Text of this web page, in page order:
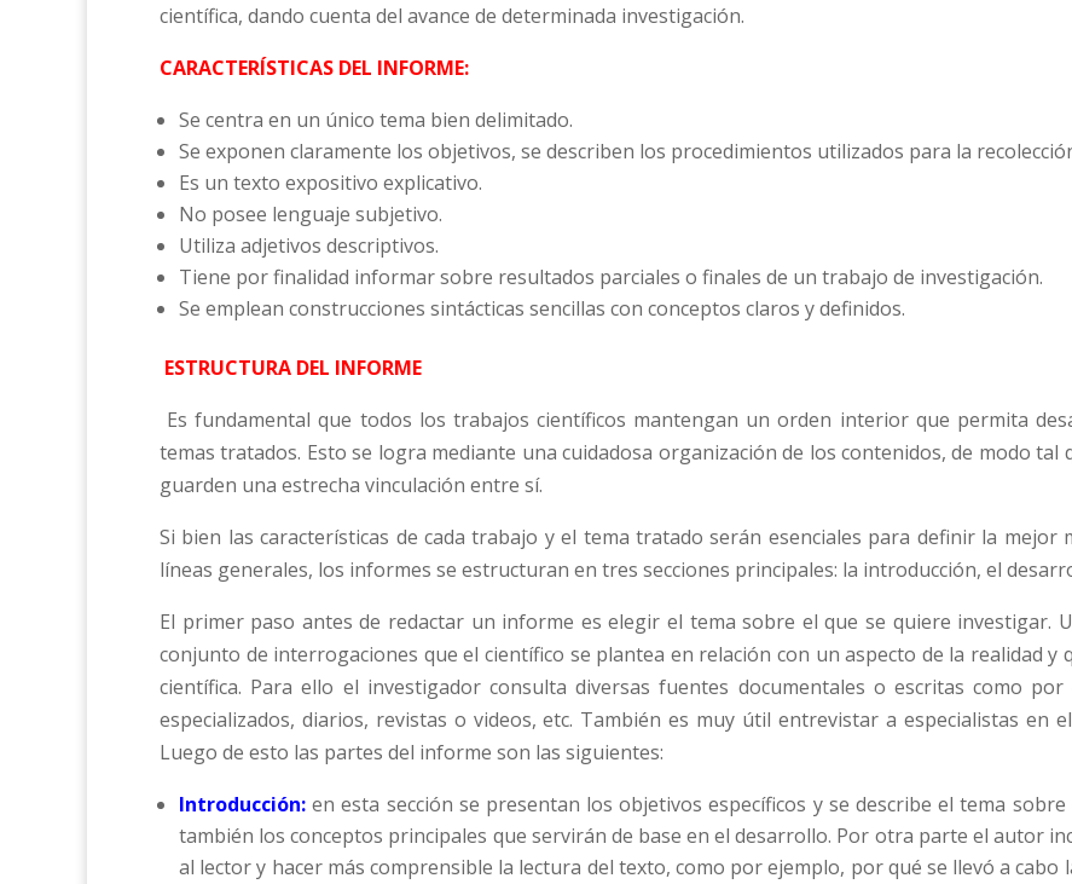
científica, dando cuenta del avance de determinada investigación.
CARACTERÍSTICAS DEL INFORME:
Se centra en un único tema bien delimitado.
Se exponen claramente los objetivos, se describen los procedimientos utilizados para la
Es un texto expositivo explicativo.
No posee lenguaje subjetivo.
Utiliza adjetivos descriptivos.
Tiene por finalidad informar sobre resultados parciales o finales de un trabajo de investigación.
Se emplean construcciones sintácticas sencillas con conceptos claros y definidos.
ESTRUCTURA DEL INFORME
Es fundamental que todos los trabajos científicos mantengan un orden interior que permita
temas tratados. Esto se logra mediante una cuidadosa organización de los contenidos, de modo
guarden una estrecha vinculación entre sí.
Si bien las características de cada trabajo y el tema tratado serán esenciales para definir la
líneas generales, los informes se estructuran en tres secciones principales: la introducción, el
El primer paso antes de redactar un informe es elegir el tema sobre el que se quiere investigar.
conjunto de interrogaciones que el científico se plantea en relación con un aspecto de la realidad y
científica. Para ello el investigador consulta diversas fuentes documentales o escritas como por
especializados, diarios, revistas o videos, etc. También es muy útil entrevistar a especialistas en
Luego de esto las partes del informe son las siguientes:
Introducción: en esta sección se presentan los objetivos específicos y se describe el tema
también los conceptos principales que servirán de base en el desarrollo. Por otra parte el autor
al lector y hacer más comprensible la lectura del texto, como por ejemplo, por qué se llevó a